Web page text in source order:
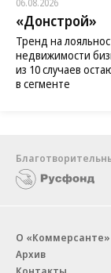
06.08.2026
«Донстрой»
Тренд на
недвижимости
из 10 случаев
в сегменте
О «Коммерсанте»
Архив